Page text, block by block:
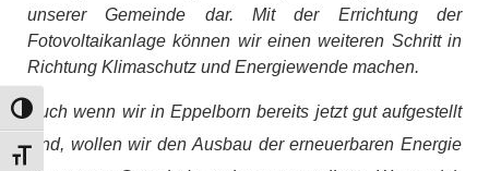
Umschalten auf hohe Kontraste
Schrift vergrößern
unserer Gemeinde dar. Mit der Errichtung der
Fotovoltaikanlage können wir einen weiteren Schritt in
Richtung Klimaschutz und Energiewende machen.
Auch wenn wir in Eppelborn bereits jetzt gut aufgestellt
sind, wollen wir den Ausbau der erneuerbaren Energie